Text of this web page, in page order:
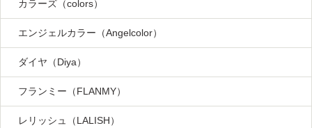
カラーズ（colors）
エンジェルカラー（Angelcolor）
ダイヤ（Diya）
フランミー（FLANMY）
レリッシュ（LALISH）